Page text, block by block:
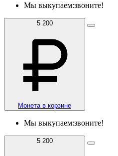
Мы выкупаем:звоните!
5 200
Монета в корзине
Мы выкупаем:звоните!
5 200